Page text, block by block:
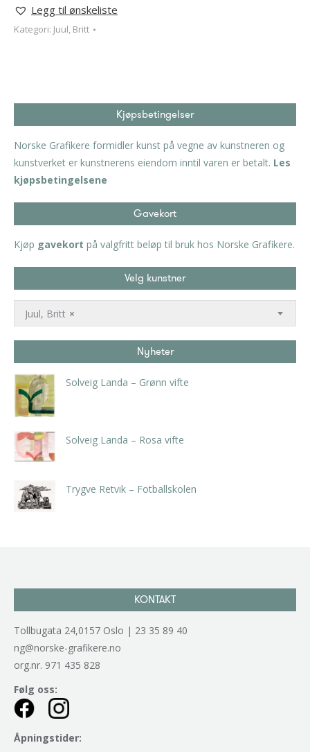
Legg til ønskeliste
Kategori: Juul, Britt
Kjøpsbetingelser
Norske Grafikere formidler kunst på vegne av kunstneren og
kunstverket er kunstnerens eiendom inntil varen er betalt. Les
kjøpsbetingelsene
Gavekort
Kjøp gavekort på valgfritt beløp til bruk hos Norske Grafikere.
Velg kunstner
×
Juul, Britt
Nyheter
Solveig Landa – Grønn vifte
Solveig Landa – Rosa vifte
Trygve Retvik – Fotballskolen
KONTAKT
Tollbugata 24,0157 Oslo | 23 35 89 40
ng@norske-grafikere.no
org.nr. 971 435 828
Følg oss:
Åpningstider: